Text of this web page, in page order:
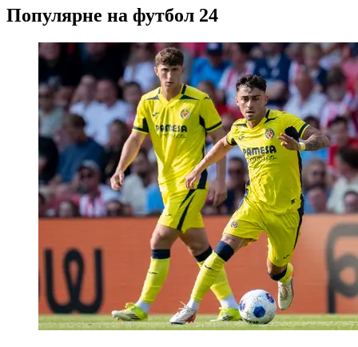
Популярне на футбол 24